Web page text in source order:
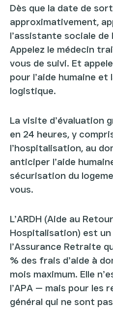
Dès que la date de
approximativement,
l’assistante sociale de
Appelez le médecin
vous de suivi. Et
pour l’aide humaine
logistique.
La visite d’évaluation
en 24 heures, y
l’hospitalisation, au
anticiper l’aide
sécurisation du
vous.
L’ARDH (Aide au
Hospitalisation) est
l’Assurance Retraite
% des frais d’aide à
mois maximum. Elle
l’APA — mais pour les
général qui ne sont pas